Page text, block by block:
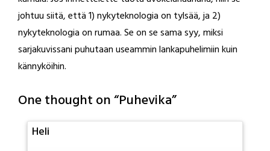
johtuu siitä, että 1) nykyteknologia on tylsää, ja 2)
nykyteknologia on rumaa. Se on se sama syy, miksi
sarjakuvissani puhutaan useammin lankapuhelimiin kuin
kännyköihin.
One thought on “Puhevika”
Heli